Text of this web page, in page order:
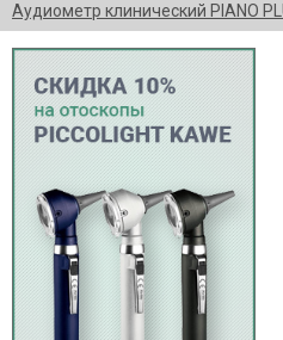
Аудиометр клинический PIANO